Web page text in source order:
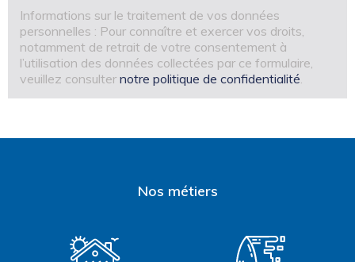
Informations sur le traitement de vos données
personnelles : Pour connaître et exercer vos droits,
notamment de retrait de votre consentement à
l’utilisation des données collectées par ce formulaire,
veuillez consulter notre politique de confidentialité.
Nos métiers